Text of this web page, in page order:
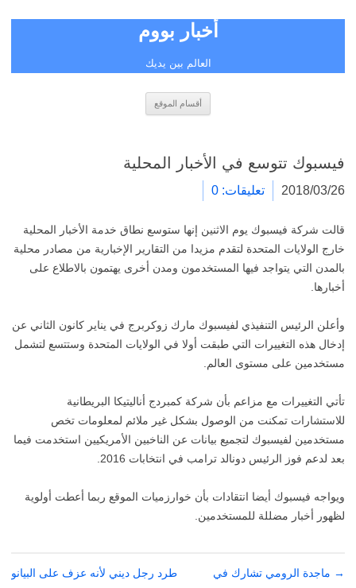
أخبار بووم
العالم بين يديك
أقسام الموقع
فيسبوك تتوسع في الأخبار المحلية
2018/03/26 تعليقات: 0
قالت شركة فيسبوك يوم الاثنين إنها ستوسع نطاق خدمة الأخبار المحلية
خارج الولايات المتحدة لتقدم مزيدا من التقارير الإخبارية من مصادر محلية
بالمدن التي يتواجد فيها المستخدمون ومدن أخرى يهتمون بالاطلاع على
أخبارها.
وأعلن الرئيس التنفيذي لفيسبوك مارك زوكربرج في يناير كانون الثاني عن
إدخال هذه التغييرات التي طبقت أولا في الولايات المتحدة وستتسع لتشمل
مستخدمين على مستوى العالم.
تأتي التغييرات مع مزاعم بأن شركة كمبردج أناليتيكا البريطانية
للاستشارات تمكنت من الوصول بشكل غير ملائم لمعلومات تخص
مستخدمين لفيسبوك لتجميع بيانات عن الناخبين الأمريكيين استخدمت فيما
بعد لدعم فوز الرئيس دونالد ترامب في انتخابات 2016.
ويواجه فيسبوك أيضا انتقادات بأن خوارزميات الموقع ربما أعطت أولوية
لظهور أخبار مضللة للمستخدمين.
تصفّح
→ ماجدة الرومي تشارك في
طرد رجل ديني لأنه عزف على البيانو